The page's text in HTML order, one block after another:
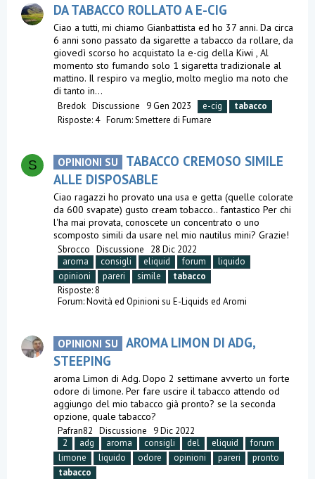
DA TABACCO ROLLATO A E-CIG
Ciao a tutti, mi chiamo Gianbattista ed ho 37 anni. Da circa
6 anni sono passato da sigarette a tabacco da rollare, da
giovedì scorso ho acquistato la e-cig della Kiwi , Al
momento sto fumando solo 1 sigaretta tradizionale al
mattino. Il respiro va meglio, molto meglio ma noto che
di tanto in...
Bredok Discussione 9 Gen 2023 e-cig
tabacco
Risposte: 4 Forum:Smettere di Fumare
S OPINIONI SU
TABACCO CREMOSO SIMILE
ALLE DISPOSABLE
Ciao ragazzi ho provato una usa e getta (quelle colorate
da 600 svapate) gusto cream tobacco.. fantastico Per chi
l'ha mai provata, conoscete un concentrato o uno
scomposto simili da usare nel mio nautilus mini? Grazie!
Sbrocco Discussione
28 Dic 2022
aroma
consigli eliquid forum
liquido
opinioni
pareri simile
tabacco
Risposte: 8
Forum:Novità ed Opinioni su E-Liquids ed Aromi
OPINIONI SU
AROMA LIMON DI ADG,
STEEPING
aroma Limon di Adg. Dopo 2 settimane avverto un forte
odore di limone. Per fare uscire il tabacco attendo od
aggiungo del mio tabacco già pronto? se la seconda
opzione, quale tabacco?
Pafran82 Discussione
9 Dic 2022
2
adg aroma consigli del eliquid
forum
limone
liquido odore opinioni pareri
pronto
tabacco